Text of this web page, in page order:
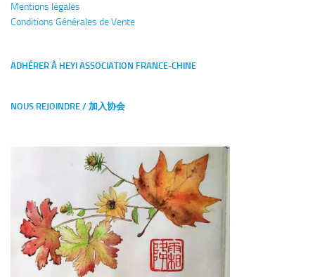
Mentions légales
Conditions Générales de Vente
ADHÉRER À HEYI ASSOCIATION FRANCE-CHINE
NOUS REJOINDRE / 加入协会